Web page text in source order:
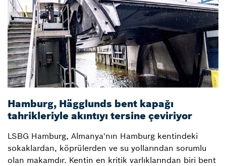
Hamburg, Hägglunds bent kapağı
tahrikleriyle akıntıyı tersine çeviriyor
LSBG Hamburg, Almanya'nın Hamburg kentindeki
sokaklardan, köprülerden ve su yollarından sorumlu
olan makamdır. Kentin en kritik varlıklarından biri bent